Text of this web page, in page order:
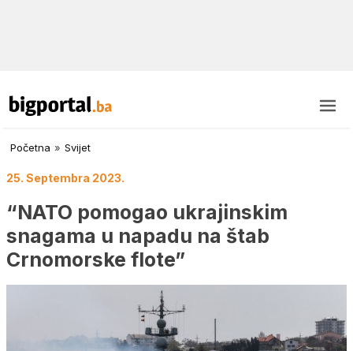
Početna » Svijet
25. Septembra 2023.
“NATO pomogao ukrajinskim
snagama u napadu na štab
Crnomorske flote”